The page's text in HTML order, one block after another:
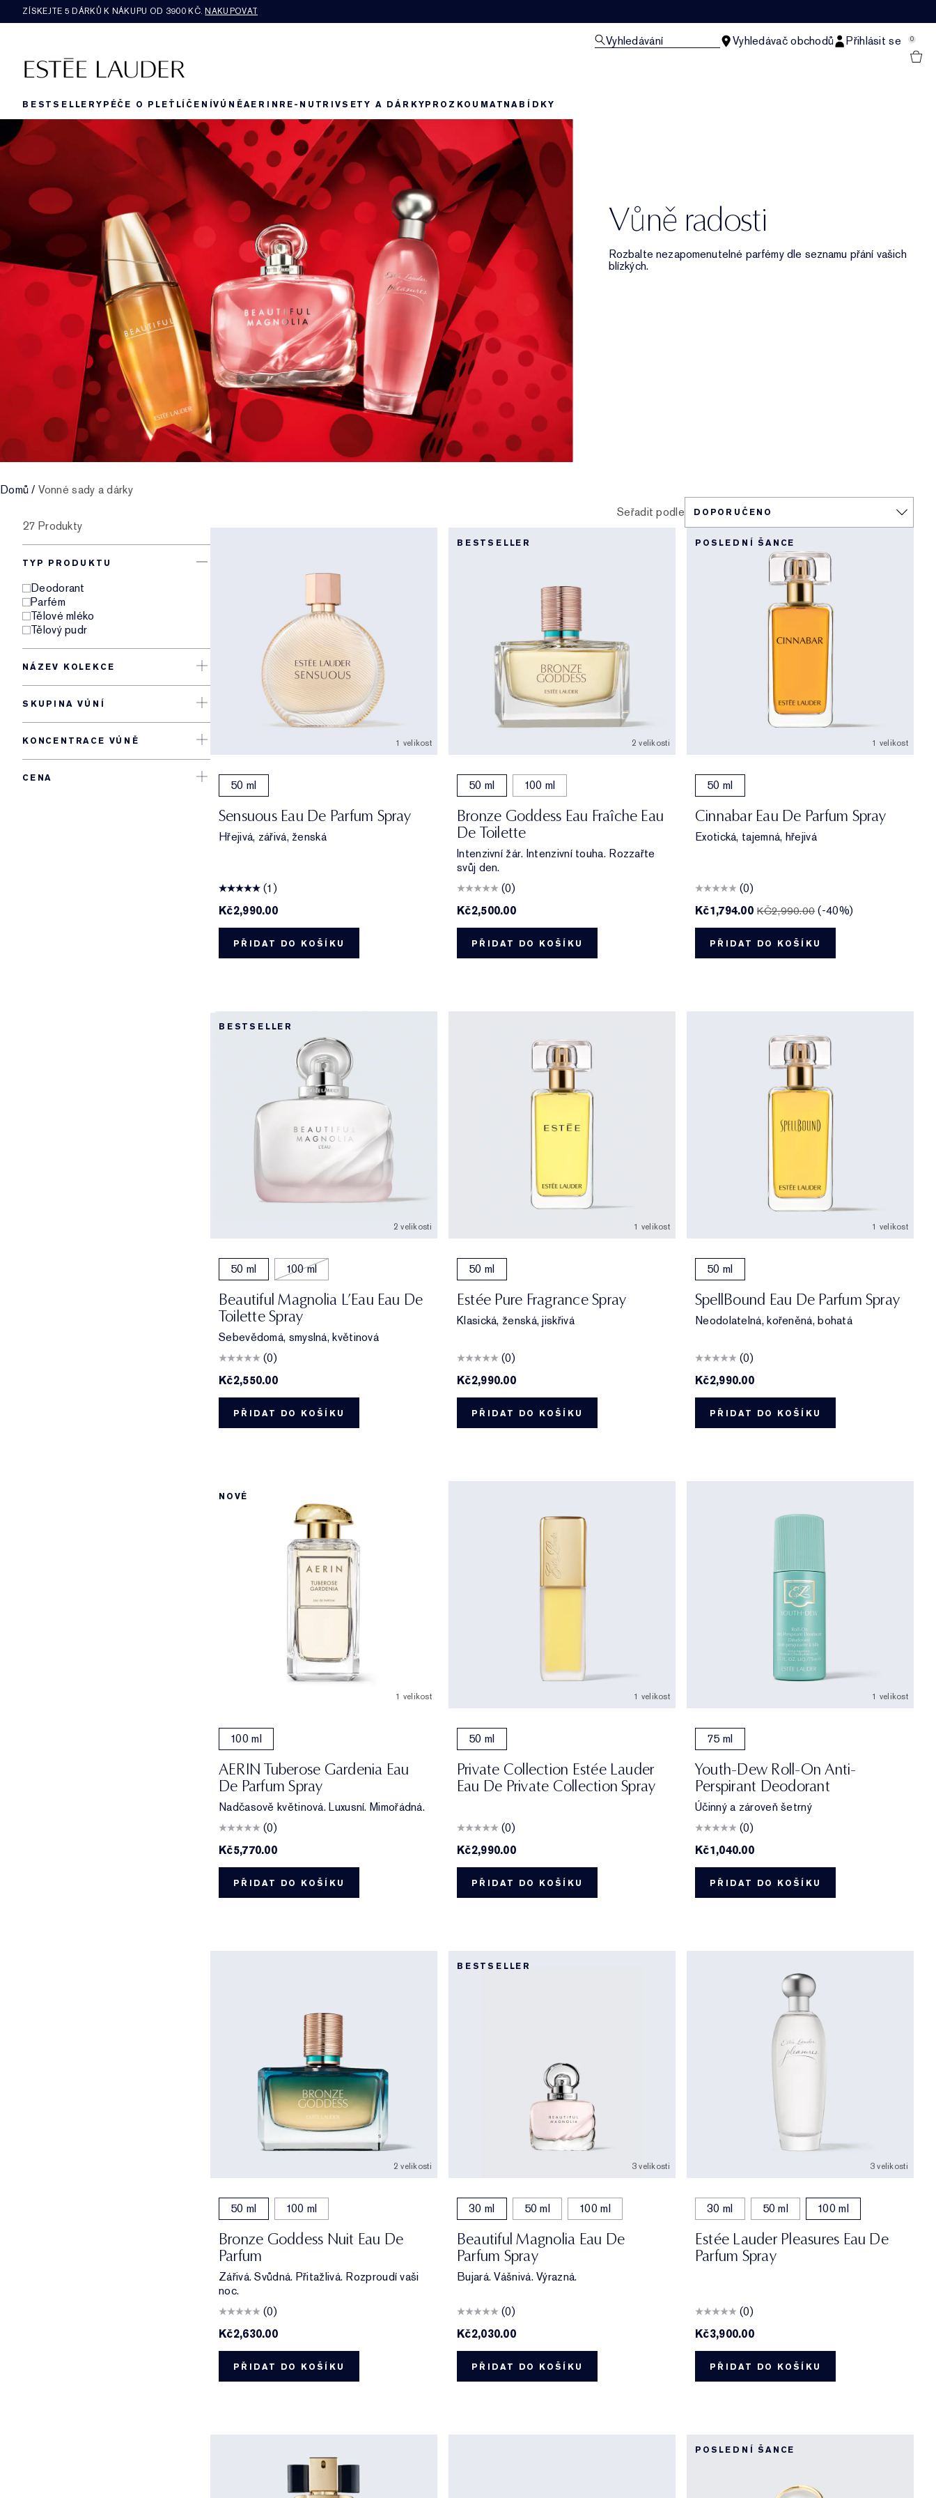
ZÍSKEJTE 5 DÁRKŮ K NÁKUPU OD 3900 KČ.NAKUPOVAT
Vyhledávání Vyhledávač obchodů Přihlásit se 0
BESTSELLERYPÉČE O PLEŤ LÍČENÍVŮNĚAERIN RE-NUTRIVSETY A DÁRKYPROZKOUMATNABÍDKY
Vůně radosti ​
Rozbalte nezapomenutelné parfémy dle seznamu přání vašich
blízkých. ​
Domů / Vonné sady a dárky
27 Produkty
TYP PRODUKTU
Deodorant
Parfém
Tělové mléko
Tělový pudr
NÁZEV KOLEKCE
SKUPINA VŮNÍ
KONCENTRACE VŮNĚ
CENA
Seřadit podle
1 velikost
50 ml
Sensuous Eau De Parfum Spray
Hřejivá, zářivá, ženská
(1)
Kč2,990.00
PŘIDAT DO KOŠÍKU
BESTSELLER
2 velikosti
50 ml 100 ml
Bronze Goddess Eau Fraîche Eau
De Toilette
Intenzivní žár. Intenzivní touha. Rozzařte
svůj den.
(0)
Kč2,500.00
PŘIDAT DO KOŠÍKU
POSLEDNÍ ŠANCE
1 velikost
50 ml
Cinnabar Eau De Parfum Spray
Exotická, tajemná, hřejivá
(0)
Kč1,794.00KČ2,990.00 (-40%)
PŘIDAT DO KOŠÍKU
BESTSELLER
2 velikosti
50 ml 100 ml
Beautiful Magnolia L’Eau Eau De
Toilette Spray
Sebevědomá, smyslná, květinová
(0)
Kč2,550.00
PŘIDAT DO KOŠÍKU
1 velikost
50 ml
Estée Pure Fragrance Spray
Klasická, ženská, jiskřivá
(0)
Kč2,990.00
PŘIDAT DO KOŠÍKU
1 velikost
50 ml
SpellBound Eau De Parfum Spray
Neodolatelná, kořeněná, bohatá
(0)
Kč2,990.00
PŘIDAT DO KOŠÍKU
NOVÉ
1 velikost
100 ml
AERIN Tuberose Gardenia Eau
De Parfum Spray
Nadčasově květinová. Luxusní. Mimořádná.
(0)
Kč5,770.00
PŘIDAT DO KOŠÍKU
1 velikost
50 ml
Private Collection Estée Lauder
Eau De Private Collection Spray
(0)
Kč2,990.00
PŘIDAT DO KOŠÍKU
1 velikost
75 ml
Youth-Dew Roll-On Anti-
Perspirant Deodorant
Účinný a zároveň šetrný
(0)
Kč1,040.00
PŘIDAT DO KOŠÍKU
2 velikosti
50 ml 100 ml
Bronze Goddess Nuit Eau De
Parfum
Zářivá. Svůdná. Přitažlivá. Rozproudí vaši
noc.
(0)
Kč2,630.00
PŘIDAT DO KOŠÍKU
BESTSELLER
3 velikosti
30 ml 50 ml 100 ml
Beautiful Magnolia Eau De
Parfum Spray
Bujará. Vášnivá. Výrazná.
(0)
Kč2,030.00
PŘIDAT DO KOŠÍKU
3 velikosti
30 ml 50 ml 100 ml
Estée Lauder Pleasures Eau De
Parfum Spray
(0)
Kč3,900.00
PŘIDAT DO KOŠÍKU
POSLEDNÍ ŠANCE